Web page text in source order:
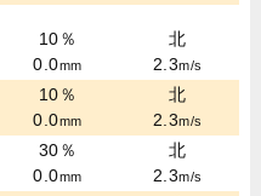
10％
0.0mm
北
2.3m/s
10％
0.0mm
北
2.3m/s
30％
0.0mm
北
2.3m/s